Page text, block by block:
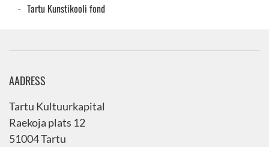
Tartu Kunstikooli fond
AADRESS
Tartu Kultuurkapital
Raekoja plats 12
51004 Tartu